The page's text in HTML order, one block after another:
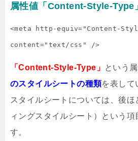
属性値「Content-Style-Type
<meta http-equiv="Content-
content="text/css" />
「Content-Style-Type」 という
のスタイルシートの種類を表して
スタイルシートについては、後
ィングスタイルシート）という項
す。